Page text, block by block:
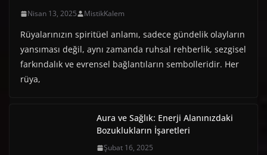
Nisan 13, 2025 MistikKalem
Rüyalarınızın spiritüel anlamı, sadece gündelik olayların
yansıması değil, aynı zamanda ruhsal rehberlik, sezgisel
farkındalık ve evrensel bağlantıların sembolleridir. Her
rüya,
Aura ve Sağlık: Enerji Alanınızdaki
Bozuklukların İşaretleri
Şubat 16, 2025